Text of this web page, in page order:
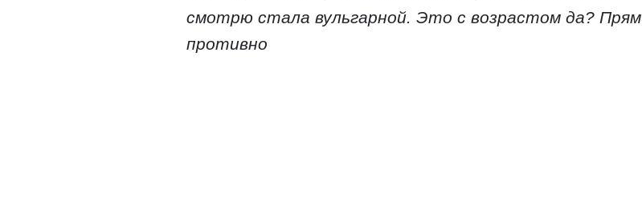
смотрю стала вульгарной. Это с возрастом да? Прям
противно